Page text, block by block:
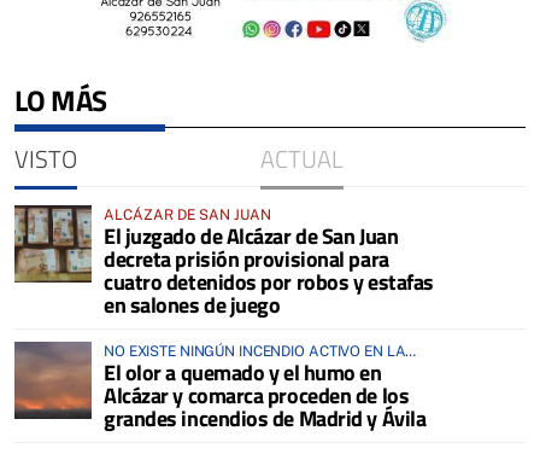
LO MÁS
VISTO ACTUAL
ALCÁZAR DE SAN JUAN
El juzgado de Alcázar de San Juan
decreta prisión provisional para
cuatro detenidos por robos y estafas
en salones de juego
NO EXISTE NINGÚN INCENDIO ACTIVO EN LA
COMARCA
El olor a quemado y el humo en
Alcázar y comarca proceden de los
grandes incendios de Madrid y Ávila